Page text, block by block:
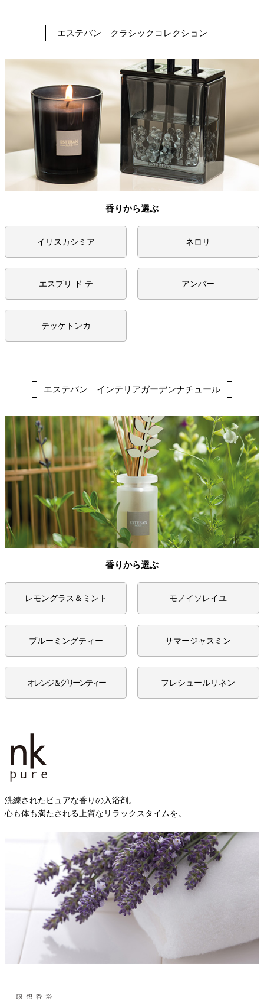
エステバン クラシックコレクション
香りから選ぶ
イリスカシミア ネロリ
エスプリ ド テ アンバー
テッケトンカ
エステバン インテリアガーデンナチュール
香りから選ぶ
レモングラス＆ミント モノイソレイユ
ブルーミングティー サマージャスミン
オレンジ＆グリーンティー フレシュールリネン
洗練されたピュアな香りの入浴剤。
心も体も満たされる上質なリラックスタイムを。